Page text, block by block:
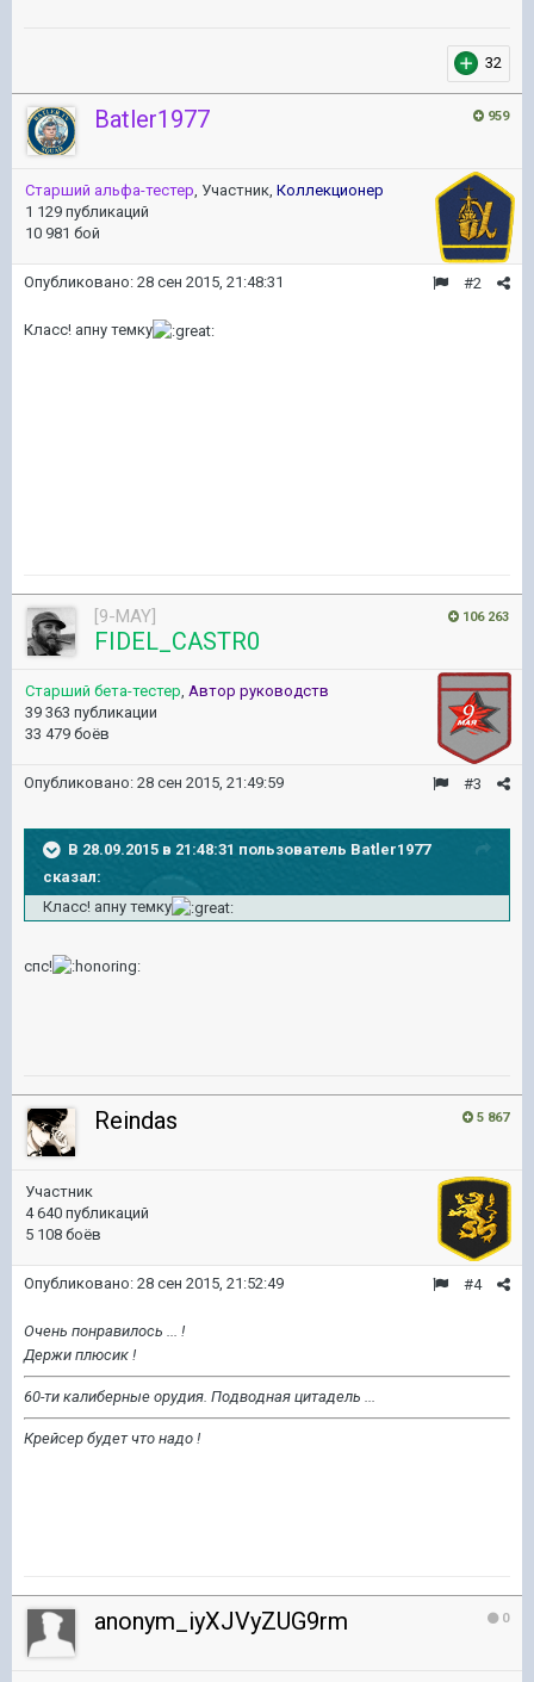
32
959
Batler1977
Старший альфа-тестер, Участник, Коллекционер
1 129 публикаций
10 981 бой
#2
Опубликовано: 28 сен 2015, 21:48:31
Класс! апну темку
106 263
[9-MAY]
FIDEL_CASTR0
Старший бета-тестер, Автор руководств
39 363 публикации
33 479 боёв
#3
Опубликовано: 28 сен 2015, 21:49:59
В 28.09.2015 в 21:48:31 пользователь Batler1977
сказал:
Класс! апну темку
спс!
5 867
Reindas
Участник
4 640 публикаций
5 108 боёв
#4
Опубликовано: 28 сен 2015, 21:52:49
Очень понравилось ... !
Держи плюсик !
60-ти калиберные орудия. Подводная цитадель ...
Крейсер будет что надо !
0
anonym_iyXJVyZUG9rm